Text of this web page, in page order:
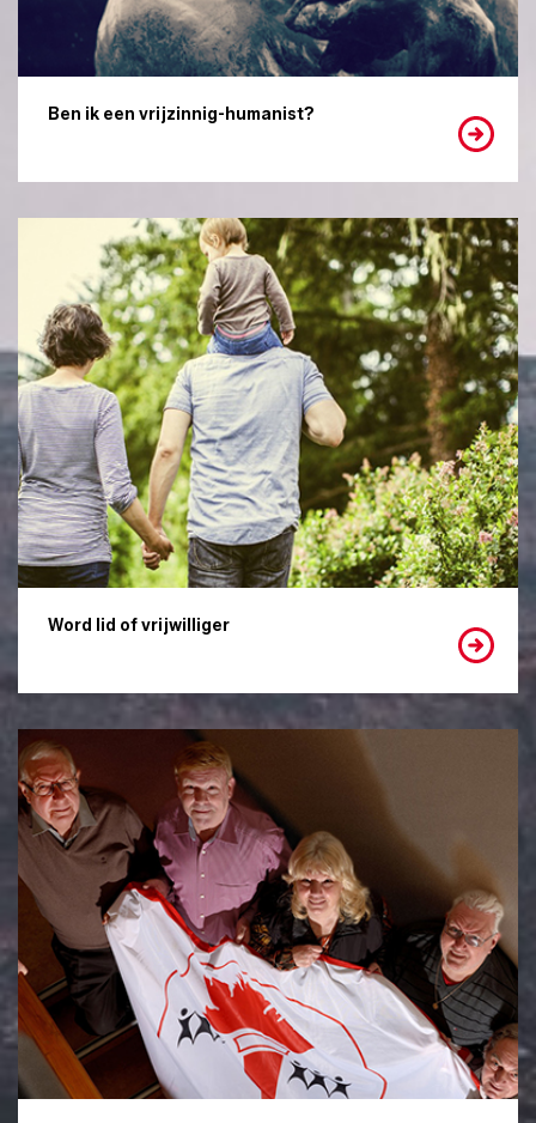
Ben ik een vrijzinnig-humanist?
Word lid of vrijwilliger